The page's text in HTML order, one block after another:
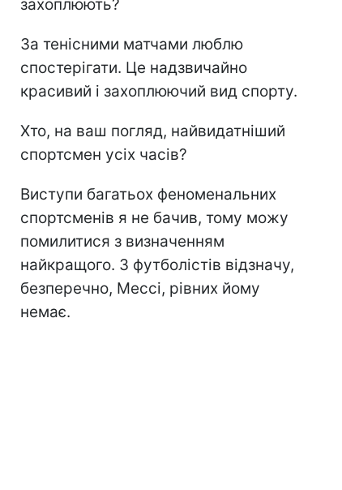
захоплюють?
За тенісними матчами люблю
спостерігати. Це надзвичайно
красивий і захоплюючий вид спорту.
Хто, на ваш погляд, найвидатніший
спортсмен усіх часів?
Виступи багатьох феноменальних
спортсменів я не бачив, тому можу
помилитися з визначенням
найкращого. З футболістів відзначу,
безперечно, Мессі, рівних йому
немає.